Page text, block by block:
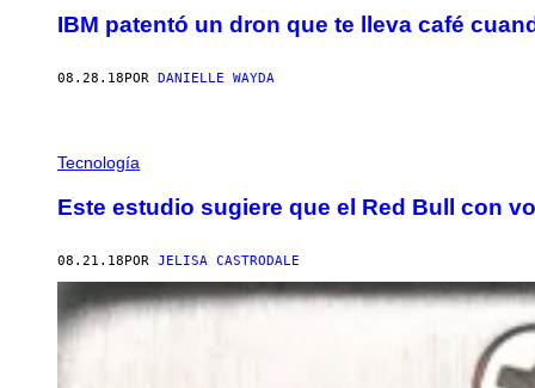
IBM patentó un dron que te lleva café
08.28.18POR DANIELLE WAYDA
Tecnología
Este estudio sugiere que el Red Bull con
08.21.18 POR JELISA CASTRODALE